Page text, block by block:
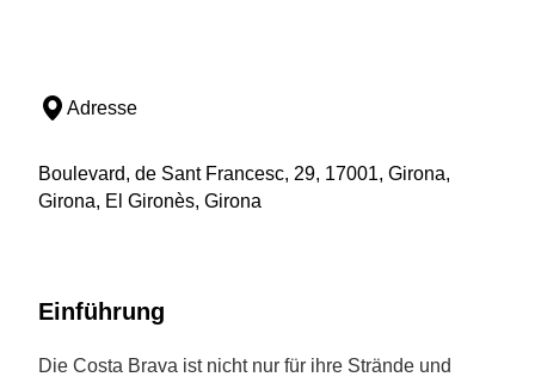
Adresse
Boulevard, de Sant Francesc, 29, 17001, Girona,
Girona, El Gironès, Girona
Einführung
Die Costa Brava ist nicht nur für ihre Strände und